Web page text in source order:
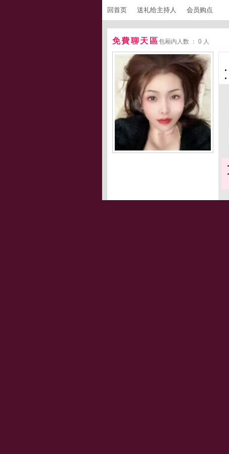
回首页 送礼给主持人 会员购点
免費聊天區包厢内人数 ： 0 人